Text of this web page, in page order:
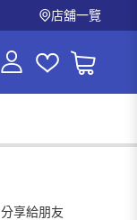
店舖一覽
分享給朋友